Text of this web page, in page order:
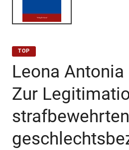
TOP
Leona
Zur